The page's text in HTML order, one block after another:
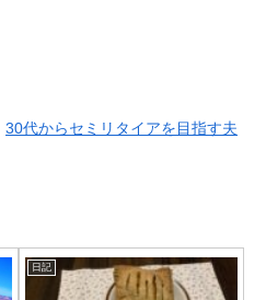
30代からセミリタイアを目指す夫
日記